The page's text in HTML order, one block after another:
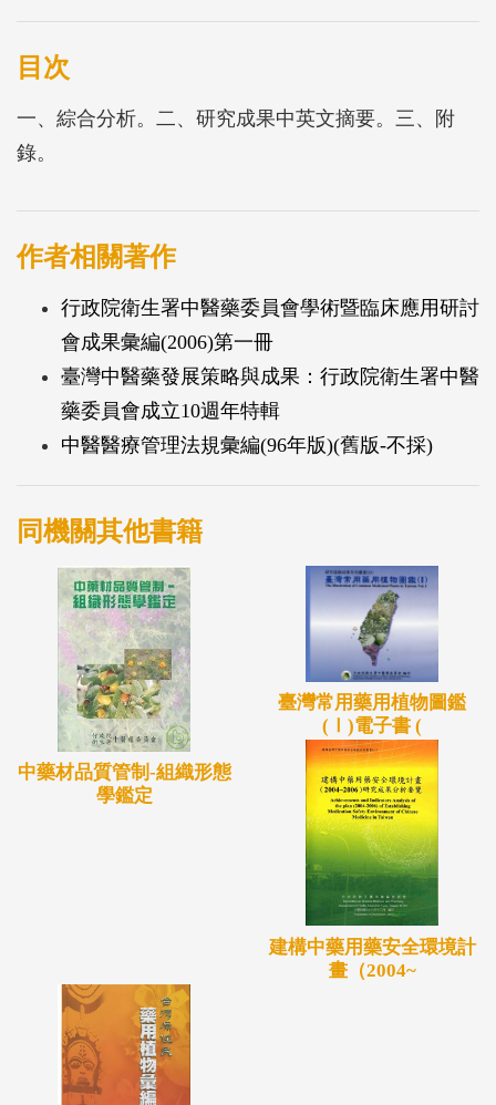
目次
一、綜合分析。二、研究成果中英文摘要。三、附
錄。
作者相關著作
行政院衛生署中醫藥委員會學術暨臨床應用研討
會成果彙編(2006)第一冊
臺灣中醫藥發展策略與成果：行政院衛生署中醫
藥委員會成立10週年特輯
中醫醫療管理法規彙編(96年版)(舊版-不採)
同機關其他書籍
中藥材品質管制-組織形態
學鑑定
臺灣常用藥用植物圖鑑
(Ⅰ)電子書 (
建構中藥用藥安全環境計
畫（2004~